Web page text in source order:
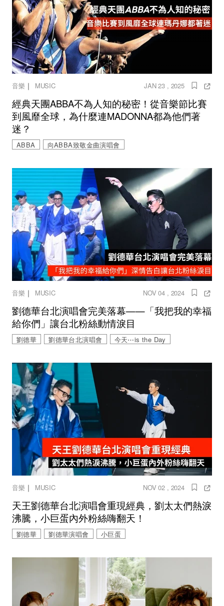
音樂 ｜ MUSIC JAN 23 , 2025
經典天團ABBA不為人知的秘密！從音樂節比賽
到風靡全球，為什麼連MADONNA都為他們著
迷？
ABBA 向ABBA致敬金曲演唱會
音樂 ｜ MUSIC NOV 04 , 2024
劉德華台北演唱會完美落幕——「我把我的幸福
給你們」讓台北粉絲動情淚目
劉德華 劉德華台北演唱會 今天⋯is the Day
音樂 ｜ MUSIC NOV 02 , 2024
天王劉德華台北演唱會重現經典，劉太太們熱淚
沸騰，小巨蛋內外粉絲嗨翻天！
劉德華 劉德華演唱會 小巨蛋